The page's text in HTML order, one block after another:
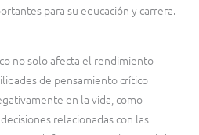
para su educación y carrera.
no solo afecta el rendimiento
de pensamiento crítico
en la vida, como
relacionadas con las